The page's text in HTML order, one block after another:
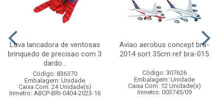
Luva lancadora de ventosas
brinquedo de precisao com 3
dardo...
Código: 836370
Embalagem: Unidade
Caixa Com: 24 Unidade(s)
Inmetro: ABCP-BRI-0404-2023-16
Aviao aerobus concept bra-
2014 sort 35cm ref bra-015
Código: 307626
Embalagem: Unidade
Caixa Com: 12 Unidade(s)
Inmetro: 003745/09